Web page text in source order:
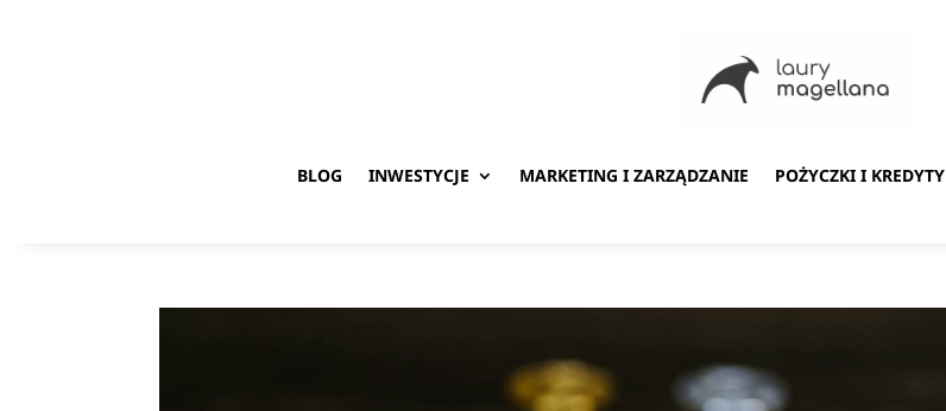
BLOG INWESTYCJE MARKETING I ZARZĄDZANIE POŻYCZKI I KREDYTY